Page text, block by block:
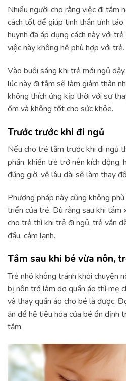
Nhiều người cho rằng việc đi tắm
cách tốt để giúp tinh thần tỉnh
huynh đã áp dụng cách này với
việc này không hề phù hợp với trẻ.
Vào buổi sáng khi trẻ mới ngủ
lúc này đi tắm sẽ làm giảm thân
không thích ứng kịp thời với sự
ốm và không tốt cho sức khỏe.
Trước trước khi đi ngủ
Nếu cho trẻ tắm trước khi đi ngủ
phấn, khiến trẻ trở nên kích động,
đúng giờ, về lâu dài sẽ làm thay
Phương pháp này cũng không
triển của trẻ. Dù rằng sau khi tắm
cho trẻ thì khi trẻ đi ngủ, trẻ vẫn
đầu, cảm lạnh.
Tắm sau khi bé vừa nôn,
Trẻ nhỏ không tránh khỏi chuyện
bị nôn trớ làm dơ quần áo thì mẹ
và thay quần áo cho bé là được.
ăn để hệ tiêu hóa của bé ổn định
tắm.